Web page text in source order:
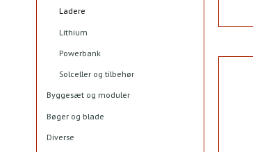
Ladere
Lithium
Powerbank
Solceller og tilbehør
Byggesæt og moduler
Bøger og blade
Diverse